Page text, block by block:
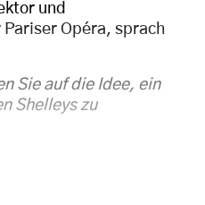
und
Opéra, sprach
Sie auf die Idee, ein
Shelleys zu